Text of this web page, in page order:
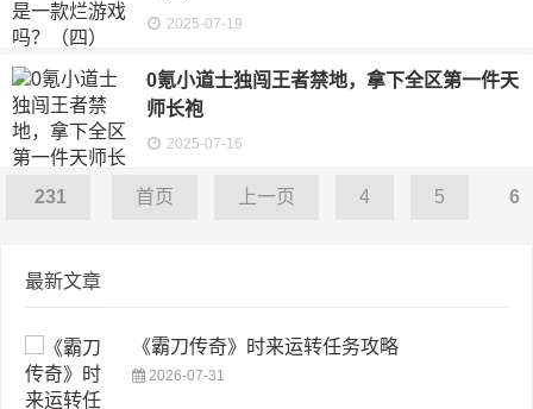
2025-07-19
0氪小道士独闯王者禁地，拿下全区第一件天
师长袍
2025-07-16
231 首页 上一页 4 5 6
最新文章
《霸刀传奇》时来运转任务攻略
2026-07-31